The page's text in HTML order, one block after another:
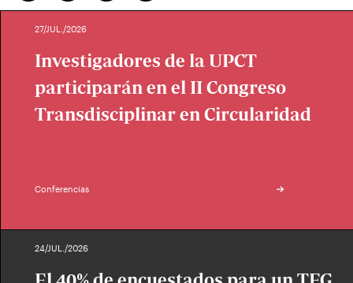
27/JUL./2026
Investigadores de la UPCT
participarán en el II Congreso
Transdisciplinar en Circularidad
Conferencias
24/JUL./2026